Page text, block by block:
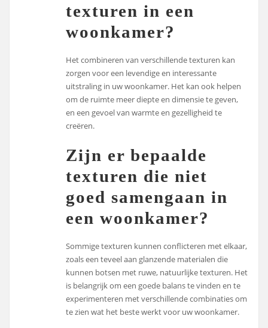
texturen in een
woonkamer?
Het combineren van verschillende texturen kan
zorgen voor een levendige en interessante
uitstraling in uw woonkamer. Het kan ook helpen
om de ruimte meer diepte en dimensie te geven,
en een gevoel van warmte en gezelligheid te
creëren.
Zijn er bepaalde
texturen die niet
goed samengaan in
een woonkamer?
Sommige texturen kunnen conflicteren met elkaar,
zoals een teveel aan glanzende materialen die
kunnen botsen met ruwe, natuurlijke texturen. Het
is belangrijk om een goede balans te vinden en te
experimenteren met verschillende combinaties om
te zien wat het beste werkt voor uw woonkamer.